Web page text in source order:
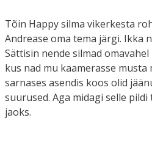
Tõin Happy silma vikerkesta
Andrease oma tema järgi. Ikka
Sättisin nende silmad
kus nad mu kaamerasse
sarnases asendis koos olid
suurused. Aga midagi selle
jaoks.